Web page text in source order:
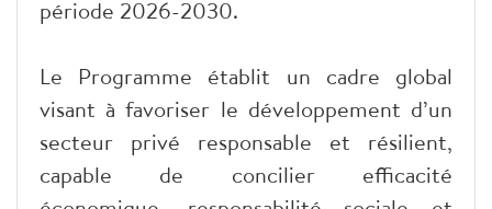
période 2026-2030.
Le Programme établit un cadre global
visant à favoriser le développement d’un
secteur privé responsable et résilient,
capable de concilier efficacité